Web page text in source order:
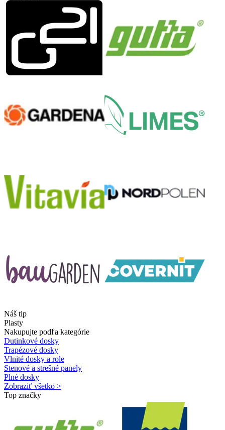
Náš tip
Plasty
Nakupujte podľa kategórie
Dutinkové dosky
Trapézové dosky
Vlnité dosky a role
Stenové a strešné panely
Plné dosky
Zobraziť všetko >
Top značky